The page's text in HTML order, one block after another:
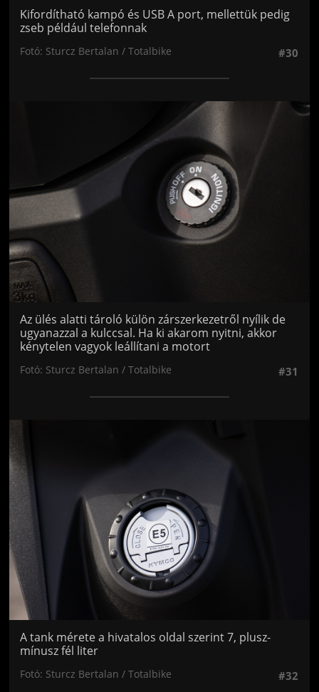
Kifordítható kampó és USB A port, mellettük pedig
zseb például telefonnak
Fotó: Sturcz Bertalan / Totalbike #30
Jön még kép!
Az ülés alatti tároló külön zárszerkezetről nyílik de
ugyanazzal a kulccsal. Ha ki akarom nyitni, akkor
kénytelen vagyok leállítani a motort
Fotó: Sturcz Bertalan / Totalbike #31
Jön még kép!
A tank mérete a hivatalos oldal szerint 7, plusz-
mínusz fél liter
Fotó: Sturcz Bertalan / Totalbike #32